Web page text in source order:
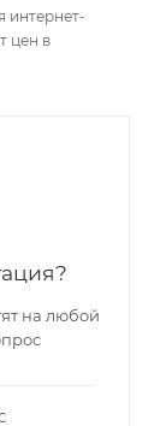
интернет-
цен в
на любой